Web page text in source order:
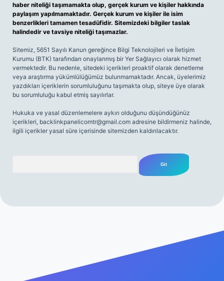
haber niteliği taşımamakta olup, gerçek kurum ve kişiler hakkında
paylaşım yapılmamaktadır. Gerçek kurum ve kişiler ile isim
benzerlikleri tamamen tesadüfidir. Sitemizdeki bilgiler taslak
halindedir ve tavsiye niteliği taşımazlar.
Sitemiz, 5651 Sayılı Kanun gereğince Bilgi Teknolojileri ve İletişim
Kurumu (BTK) tarafından onaylanmış bir Yer Sağlayıcı olarak hizmet
vermektedir. Bu nedenle, sitedeki içerikleri proaktif olarak denetleme
veya araştırma yükümlülüğümüz bulunmamaktadır. Ancak, üyelerimiz
yazdıkları içeriklerin sorumluluğunu taşımakta olup, siteye üye olarak
bu sorumluluğu kabul etmiş sayılırlar.
Hukuka ve yasal düzenlemelere aykırı olduğunu düşündüğünüz
içerikleri, backlinkpanelicomtr@gmail.com adresine bildirmeniz halinde,
ilgili içerikler yasal süre içerisinde sitemizden kaldırılacaktır.